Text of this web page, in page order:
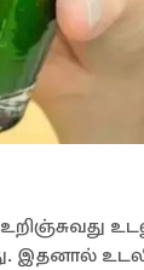
இதனால்